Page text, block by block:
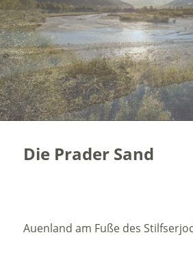
Die Prader Sand
Auenland am Fuße des